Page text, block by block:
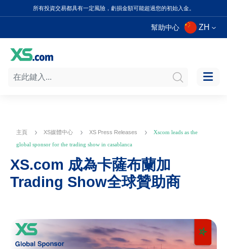
所有投資交易都具有一定風險，虧損金額可能超過您的初始入金。
幫助中心 ZH
主頁 XS媒體中心 XS Press Releases
Xscom leads as the
global sponsor for the trading show in casablanca
XS.com 成為卡薩布蘭加
Trading Show全球贊助商